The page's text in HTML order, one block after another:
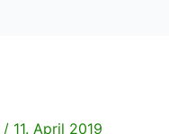
/ 11. April 2019